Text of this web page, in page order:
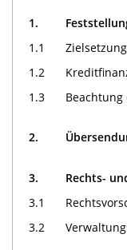
1.
1.1
Zielsetzung
1.2
1.3
2.
3.
Rechts-
3.1
3.2